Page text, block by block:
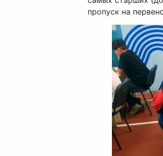
пропуск на